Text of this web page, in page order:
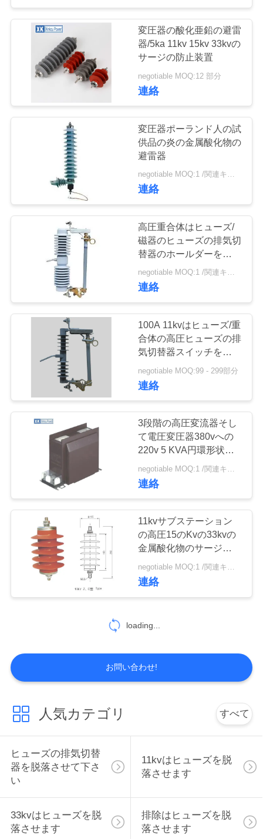
理
連
さ
用
な
地
PRIVACY
POLICY
脱落させます
重合体ヒューズを脱
落させて下さい
gapless避雷器
21
酸化亜鉛の避雷器
12
高圧サージの防止装
置
25
金属酸化物のサージ
の防止装置
27
真空回路ブレーカー
28
変圧器の酸化亜鉛の避雷
器/5ka 11kv 15kv 33kvの
サージの防止装置
negotiable MOQ:12 部分
連絡
変圧器ポーランド人の試
供品の炎の金属酸化物の
避雷器
negotiable MOQ:1 /関連キーワード
連絡
高圧重合体はヒューズ/
磁器のヒューズの排気切
替器のホールダーを脱落
させます
negotiable MOQ:1 /関連キーワード
連絡
100A 11kvはヒューズ/重
合体の高圧ヒューズの排
気切替器スイッチを脱落
させます
negotiable MOQ:99 - 299部分
連絡
3段階の高圧変流器そし
て電圧変圧器380vへの
220v 5 KVA円環形状オ
イルの故障
negotiable MOQ:1 /関連キーワード
連絡
11kvサブステーション
の高圧15のKvの33kvの
金属酸化物のサージの防
止装置の棒の
negotiable MOQ:1 /関連キーワード
連絡
loading...
お問い合わせ!
人気カテゴリ すべて
ヒューズの排気切替
器を脱落させて下さ
い
11kvはヒューズを脱
落させます
33kvはヒューズを脱
落させます
排除はヒューズを脱
落させます